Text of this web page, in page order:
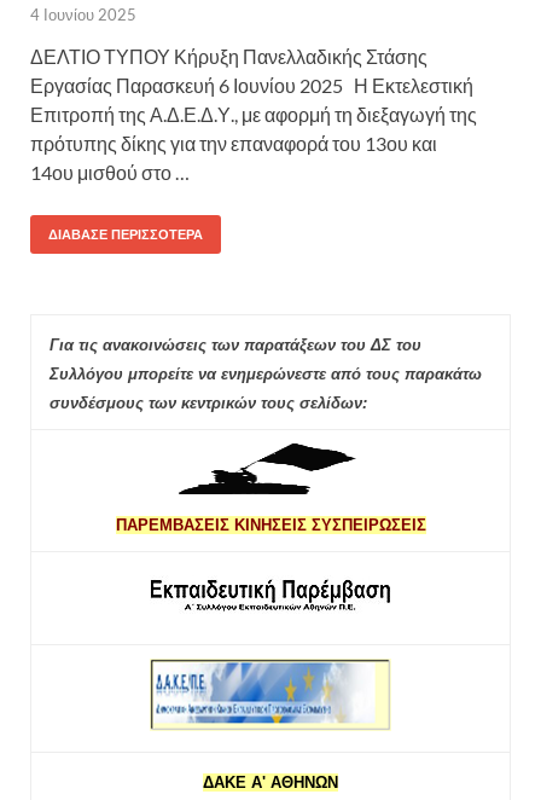
4 Ιουνίου 2025
ΔΕΛΤΙΟ ΤΥΠΟΥ Κήρυξη Πανελλαδικής Στάσης
Εργασίας Παρασκευή 6 Ιουνίου 2025 Η Εκτελεστική
Επιτροπή της Α.Δ.Ε.Δ.Υ., με αφορμή τη διεξαγωγή της
πρότυπης δίκης για την επαναφορά του 13ου και
14ου μισθού στο …
ΔΙΆΒΑΣΕ ΠΕΡΙΣΣΌΤΕΡΑ
Για τις ανακοινώσεις των παρατάξεων του ΔΣ του
Συλλόγου μπορείτε να ενημερώνεστε από τους παρακάτω
συνδέσμους των κεντρικών τους σελίδων:
ΠΑΡΕΜΒΑΣΕΙΣ ΚΙΝΗΣΕΙΣ ΣΥΣΠΕΙΡΩΣΕΙΣ
ΔΑΚΕ Α' ΑΘΗΝΩΝ